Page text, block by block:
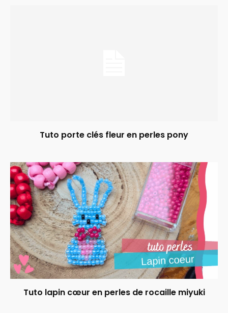
Tuto porte clés fleur en perles pony
Tuto lapin cœur en perles de rocaille miyuki